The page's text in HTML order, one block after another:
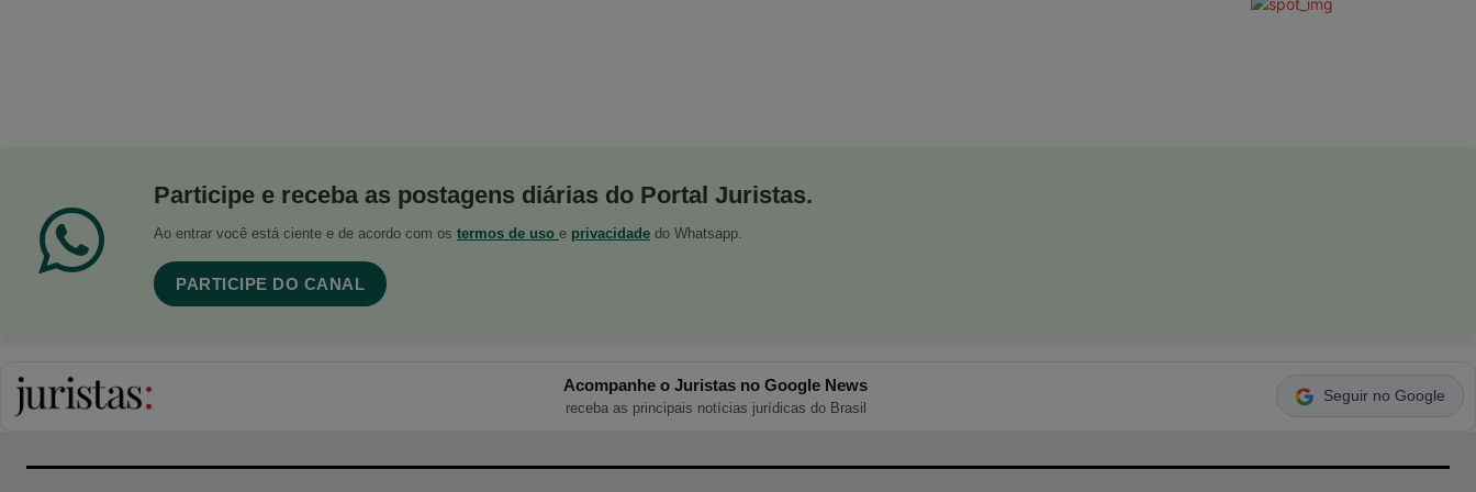
Participe e receba as postagens diárias do Portal Juristas.
Ao entrar você está ciente e de acordo com os termos de uso e privacidade do Whatsapp.
PARTICIPE DO CANAL
Acompanhe o Juristas no Google News
receba as principais notícias jurídicas do Brasil
Seguir no Google